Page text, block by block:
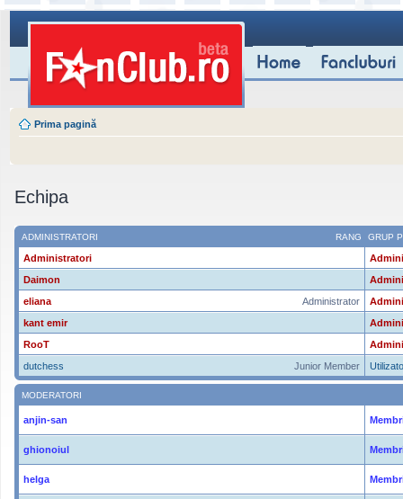
Prima pagină
Echipa
RANG
ADMINISTRATORI GRUP
Administratori
Daimon
Administrator
eliana
kant emir
RooT
Junior Member
dutchess
MODERATORI
anjin-san
ghionoiul
helga